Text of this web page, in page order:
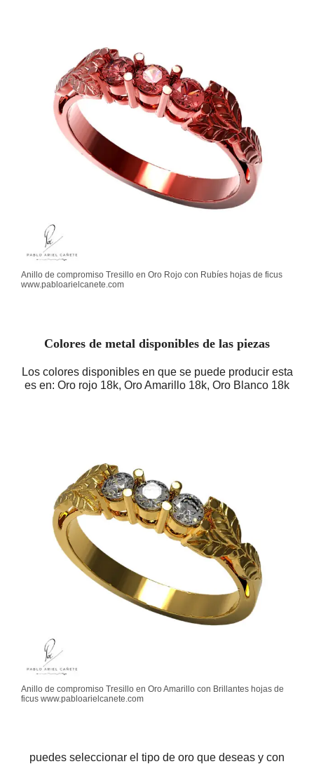
Anillo de compromiso Tresillo en Oro Rojo con Rubíes hojas de ficus
www.pabloarielcanete.com
Colores de metal disponibles de las piezas
Los colores disponibles en que se puede producir esta
es en: Oro rojo 18k, Oro Amarillo 18k, Oro Blanco 18k
Anillo de compromiso Tresillo en Oro Amarillo con Brillantes hojas de
ficus www.pabloarielcanete.com
puedes seleccionar el tipo de oro que deseas y con